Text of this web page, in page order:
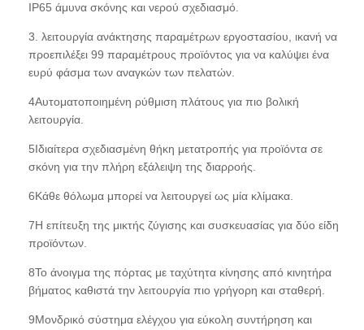
IP65 άμυνα σκόνης και νερού σχεδιασμό.
3. λειτουργία ανάκτησης παραμέτρων εργοστασίου, ικανή να
προεπιλέξει 99 παραμέτρους προϊόντος για να καλύψει ένα
ευρύ φάσμα των αναγκών των πελατών.
4Αυτοματοποιημένη ρύθμιση πλάτους για πιο βολική
λειτουργία.
5Ιδιαίτερα σχεδιασμένη θήκη μετατροπής για προϊόντα σε
σκόνη για την πλήρη εξάλειψη της διαρροής.
6Κάθε θόλωμα μπορεί να λειτουργεί ως μία κλίμακα.
7Η επίτευξη της μικτής ζύγισης και συσκευασίας για δύο είδη
προϊόντων.
8Το άνοιγμα της πόρτας με ταχύτητα κίνησης από κινητήρα
βήματος καθιστά την λειτουργία πιο γρήγορη και σταθερή.
9Μονδρικό σύστημα ελέγχου για εύκολη συντήρηση και